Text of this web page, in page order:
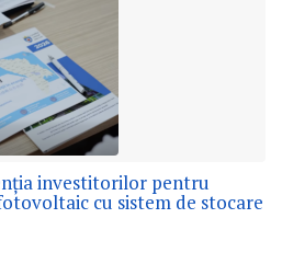
investitorilor pentru
cu sistem de stocare